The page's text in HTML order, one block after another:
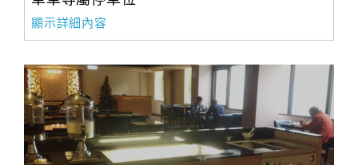
顯示詳細內容